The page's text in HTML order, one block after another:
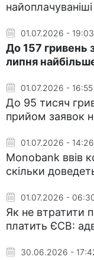
найоплачуваніші
01.07.2026 - 19:03
До 157 гривень
липня
01.07.2026 - 16:55
До 95 тисяч
прийом заявок
01.07.2026 - 14:26
Monobank ввів
скільки
01.07.2026 -
Як не втратити
платить ЄСВ:
30.06.2026 -